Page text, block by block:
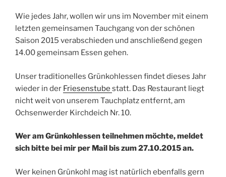
Wie jedes Jahr, wollen wir uns im November mit einem
letzten gemeinsamen Tauchgang von der schönen
Saison 2015 verabschieden und anschließend gegen
14.00 gemeinsam Essen gehen.
Unser traditionelles Grünkohlessen findet dieses Jahr
wieder in der Friesenstube statt. Das Restaurant liegt
nicht weit von unserem Tauchplatz entfernt, am
Ochsenwerder Kirchdeich Nr. 10.
Wer am Grünkohlessen teilnehmen möchte, meldet
sich bitte bei mir per Mail bis zum 27.10.2015 an.
Wer keinen Grünkohl mag ist natürlich ebenfalls gern